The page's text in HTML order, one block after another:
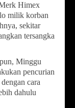
Himex
milik korban
sekitar
tersangka
Minggu
pencurian
cara
dahulu